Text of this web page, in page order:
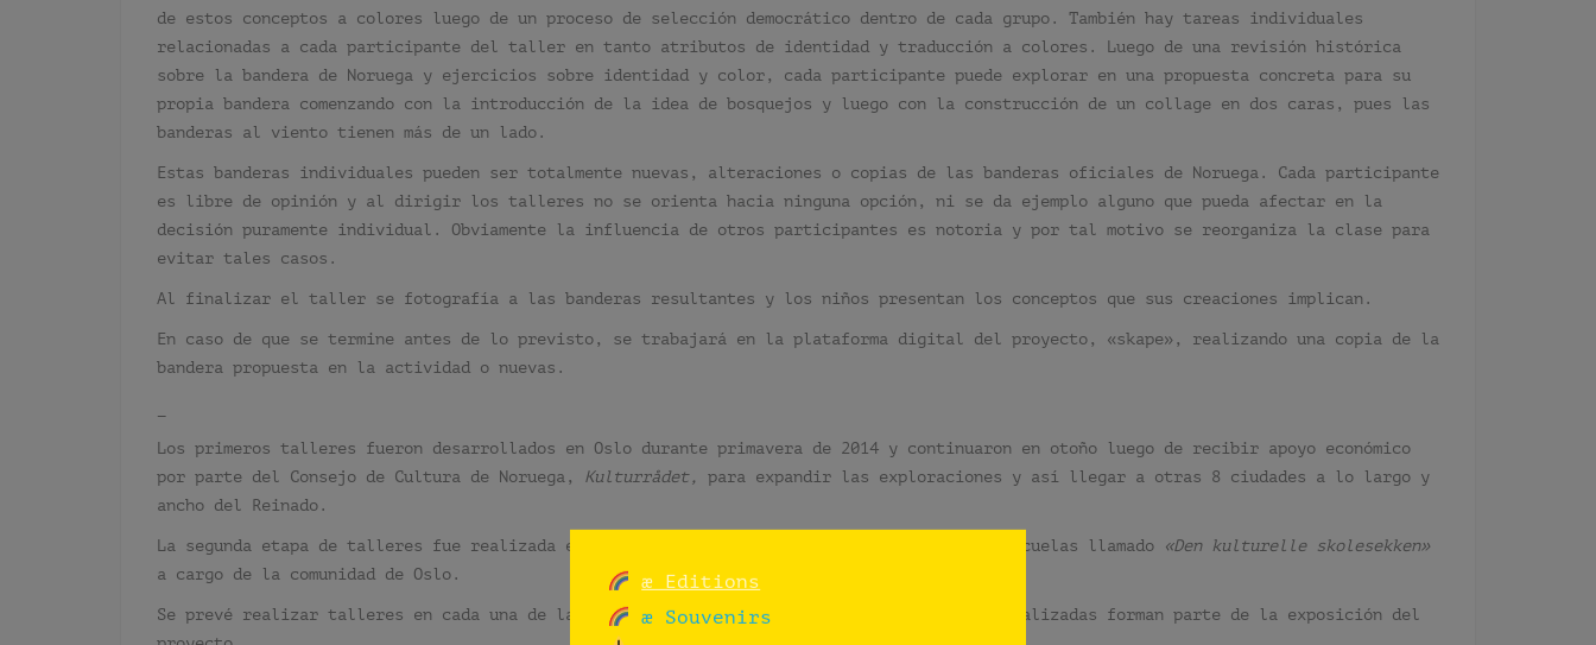
de estos conceptos a colores luego de un proceso de selección democrático dentro de cada grupo. También hay tareas individuales
relacionadas a cada participante del taller en tanto atributos de identidad y traducción a colores. Luego de una revisión histórica
sobre la bandera de Noruega y ejercicios sobre identidad y color, cada participante puede explorar en una propuesta concreta para su
propia bandera comenzando con la introducción de la idea de bosquejos y luego con la construcción de un collage en dos caras, pues las
banderas al viento tienen más de un lado.
Estas banderas individuales pueden ser totalmente nuevas, alteraciones o copias de las banderas oficiales de Noruega. Cada participante
es libre de opinión y al dirigir los talleres no se orienta hacia ninguna opción, ni se da ejemplo alguno que pueda afectar en la
decisión puramente individual. Obviamente la influencia de otros participantes es notoria y por tal motivo se reorganiza la clase para
evitar tales casos.
Al finalizar el taller se fotografía a las banderas resultantes y los niños presentan los conceptos que sus creaciones implican.
En caso de que se termine antes de lo previsto, se trabajará en la plataforma digital del proyecto, «skape», realizando una copia de la
bandera propuesta en la actividad o nuevas.
Los primeros talleres fueron desarrollados en Oslo durante primavera de 2014 y continuaron en otoño luego de recibir apoyo económico
por parte del Consejo de Cultura de Noruega, Kulturrådet, para expandir las exploraciones y así llegar a otras 8 ciudades a lo largo y
ancho del Reinado.
La segunda etapa de talleres fue realizada en 2016 como parte del programa cultural para escuelas llamado «Den kulturelle skolesekken»
a cargo de la comunidad de Oslo.
Se prevé realizar talleres en cada una de las provincias de Noruega y todas las banderas realizadas forman parte de la exposición del
æ Editions
æ Souvenirs